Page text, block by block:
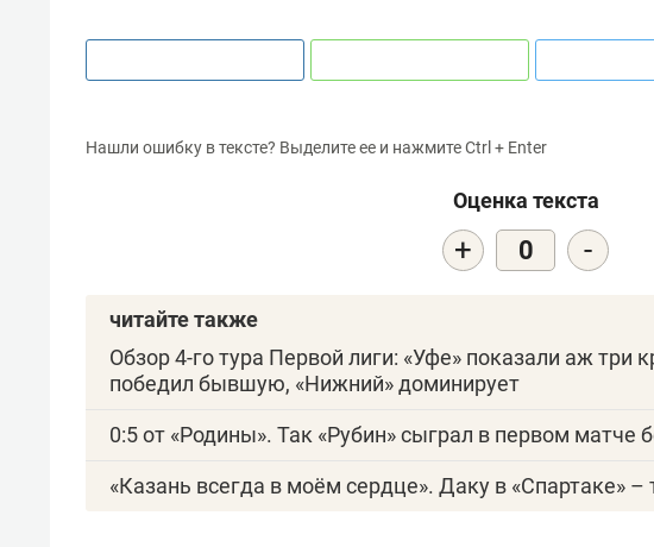
Нашли ошибку в тексте? Выделите ее и нажмите Ctrl + Enter
Оценка текста
+ 0 -
читайте также
Обзор 4-го тура Первой лиги: «Уфе» показали аж три
победил бывшую, «Нижний» доминирует
0:5 от «Родины». Так «Рубин» сыграл в первом матче
«Казань всегда в моём сердце». Даку в «Спартаке»